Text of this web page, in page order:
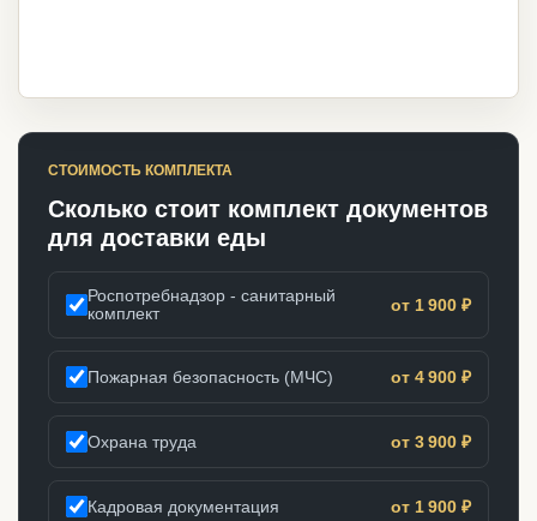
СТОИМОСТЬ КОМПЛЕКТА
Сколько стоит комплект документов
для доставки еды
Роспотребнадзор - санитарный
комплект
от 1 900 ₽
Пожарная безопасность (МЧС) от 4 900 ₽
Охрана труда от 3 900 ₽
Кадровая документация от 1 900 ₽